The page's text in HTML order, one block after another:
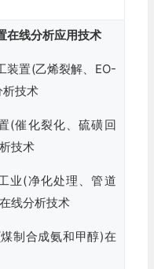
在线分析应用技术
装置(乙烯裂解、EO-
析技术
(催化裂化、硫磺回
技术
业(净化处理、管道
线分析技术
制合成氨和甲醇)在